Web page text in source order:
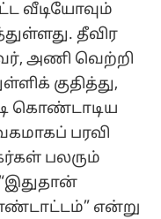
வீடியோவும்
தீவிர
அணி வெற்றி
குதித்து,
கொண்டாடிய
பரவி
பலரும்
என்று